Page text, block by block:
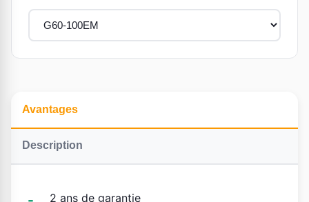
Avantages
Description
2 ans de garantie